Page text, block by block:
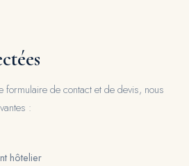
formulaire de contact et de devis, nous
:
hôtelier